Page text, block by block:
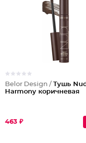
Belor Design / Тушь
Harmony коричневая
463 ₽